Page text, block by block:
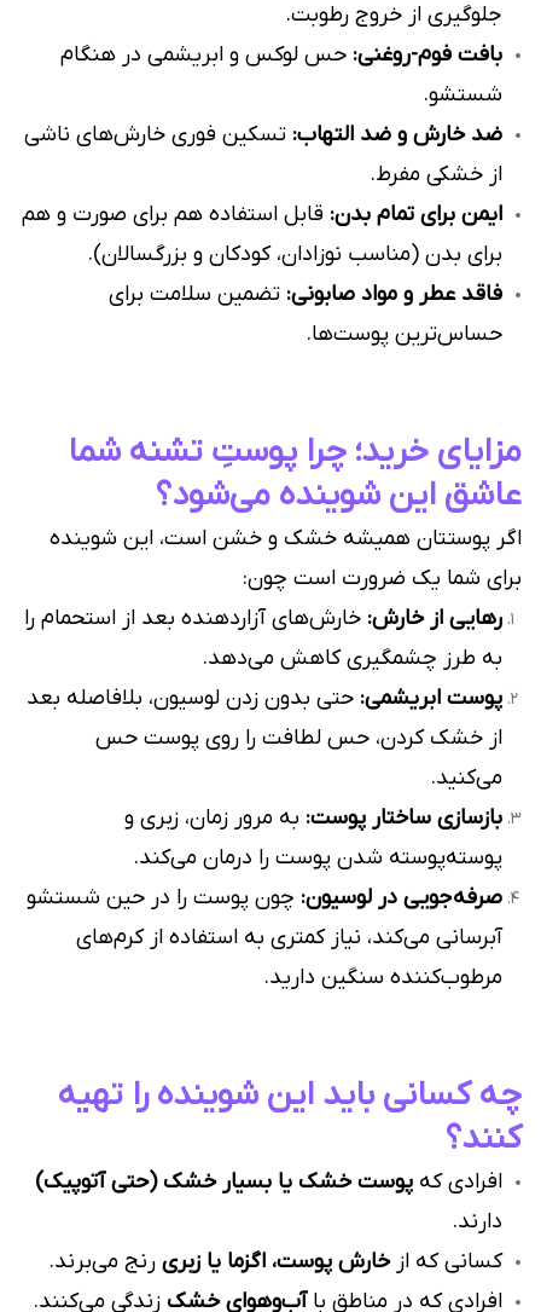
جلوگیری از خروج رطوبت.
بافت فوم-روغنی: حس لوکس و ابریشمی در هنگام
شستشو.
ضد خارش و ضد التهاب: تسکین فوری خارش‌های ناشی
از خشکی مفرط.
ایمن برای تمام بدن: قابل استفاده هم برای صورت و هم
برای بدن (مناسب نوزادان، کودکان و بزرگسالان).
فاقد عطر و مواد صابونی: تضمین سلامت برای
حساس‌ترین پوست‌ها.
مزایای خرید؛ چرا پوستِ تشنه شما
عاشق این شوینده می‌شود؟
اگر پوستتان همیشه خشک و خشن است، این شوینده
برای شما یک ضرورت است چون:
رهایی از خارش: خارش‌های آزاردهنده بعد از استحمام را
به طرز چشمگیری کاهش می‌دهد.
پوست ابریشمی: حتی بدون زدن لوسیون، بلافاصله بعد
از خشک کردن، حس لطافت را روی پوست حس
می‌کنید.
بازسازی ساختار پوست: به مرور زمان، زبری و
پوسته‌پوسته شدن پوست را درمان می‌کند.
صرفه‌جویی در لوسیون: چون پوست را در حین شستشو
آبرسانی می‌کند، نیاز کمتری به استفاده از کرم‌های
مرطوب‌کننده سنگین دارید.
چه کسانی باید این شوینده را تهیه
کنند؟
افرادی که پوست خشک یا بسیار خشک (حتی آتوپیک)
دارند.
کسانی که ازخارش پوست، اگزما یا زبری رنج می‌برند.
افرادی که در مناطق باآب‌وهوای خشک زندگی می‌کنند.